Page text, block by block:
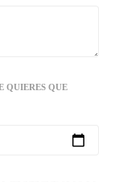
QUIERES QUE